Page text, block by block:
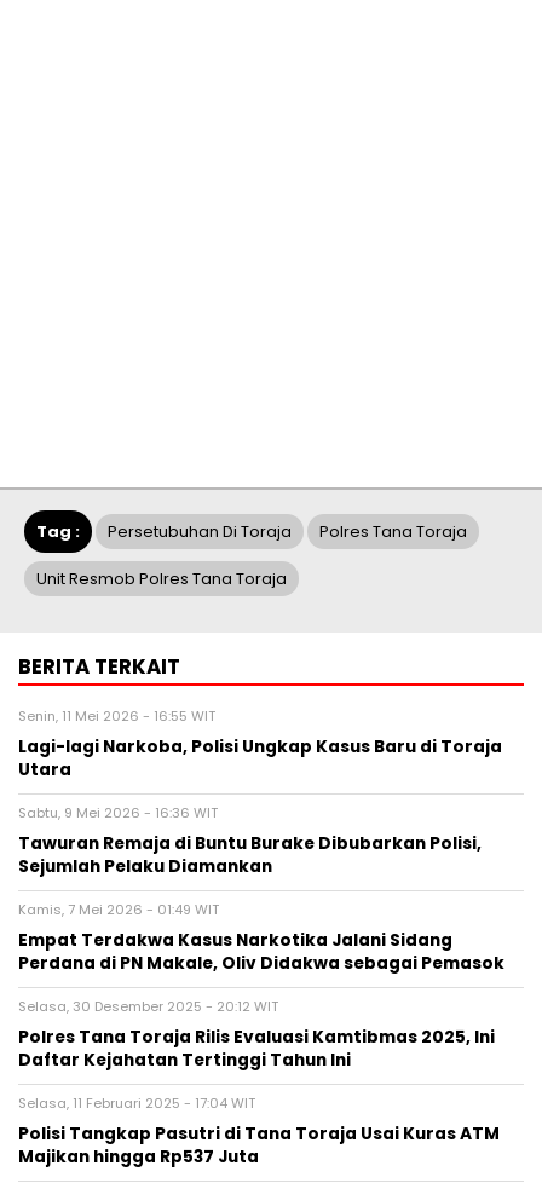
Tag : Persetubuhan Di Toraja Polres Tana Toraja
Unit Resmob Polres Tana Toraja
BERITA TERKAIT
Senin, 11 Mei 2026 - 16:55 WIT
Lagi-lagi Narkoba, Polisi Ungkap Kasus Baru di Toraja
Utara
Sabtu, 9 Mei 2026 - 16:36 WIT
Tawuran Remaja di Buntu Burake Dibubarkan Polisi,
Sejumlah Pelaku Diamankan
Kamis, 7 Mei 2026 - 01:49 WIT
Empat Terdakwa Kasus Narkotika Jalani Sidang
Perdana di PN Makale, Oliv Didakwa sebagai Pemasok
Selasa, 30 Desember 2025 - 20:12 WIT
Polres Tana Toraja Rilis Evaluasi Kamtibmas 2025, Ini
Daftar Kejahatan Tertinggi Tahun Ini
Selasa, 11 Februari 2025 - 17:04 WIT
Polisi Tangkap Pasutri di Tana Toraja Usai Kuras ATM
Majikan hingga Rp537 Juta